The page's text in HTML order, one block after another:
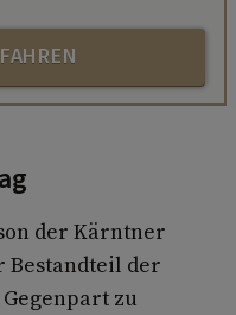
der Kärntner
Bestandteil der
zu